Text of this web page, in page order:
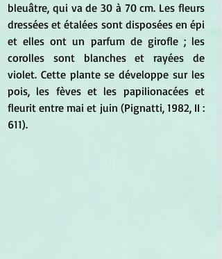
bleuâtre, qui va de 30 à 70 cm. Les fleurs
dressées et étalées sont disposées en épi
et elles ont un parfum de girofle ; les
corolles sont blanches et rayées de
violet. Cette plante se développe sur les
pois, les fèves et les papilionacées et
fleurit entre mai et juin (Pignatti, 1982, II :
611).